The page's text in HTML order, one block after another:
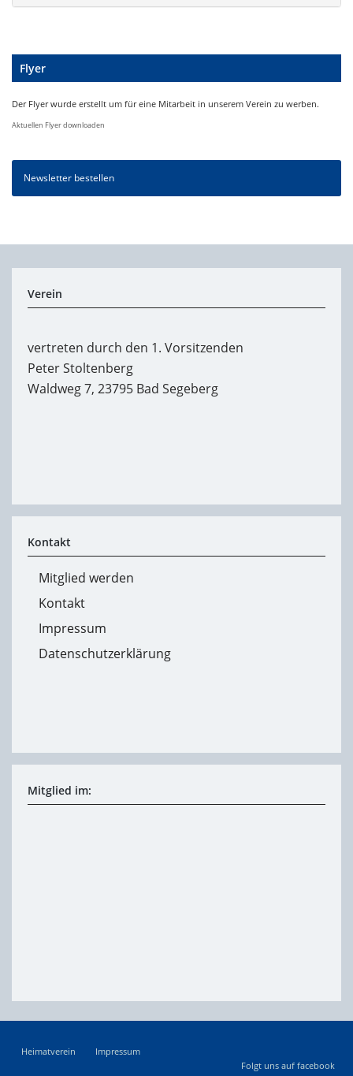
Flyer
Der Flyer wurde erstellt um für eine Mitarbeit in unserem Verein zu werben.
Aktuellen Flyer downloaden
Newsletter bestellen
Verein
vertreten durch den 1. Vorsitzenden
Peter Stoltenberg
Waldweg 7, 23795 Bad Segeberg
Kontakt
Mitglied werden
Kontakt
Impressum
Datenschutzerklärung
Mitglied im:
Heimatverein
Impressum
Folgt uns auf facebook